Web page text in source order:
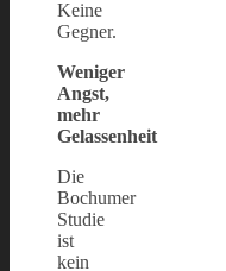
Keine
Gegner.
Weniger
Angst,
mehr
Gelassenheit
Die
Bochumer
Studie
ist
kein